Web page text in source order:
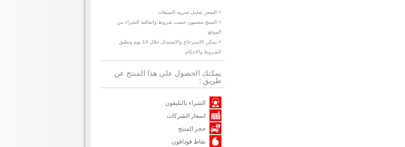
> السعر شامل ضريبة المبيعات
> المنتج مضمون حسب شروط واتفاقية الشراء من
الموقع
> يمكن الاسترجاع والاستبدال خلال 14 يوم وتطبق
الشروط والاحكام
يمكنك الحصول علي هذا المنتج عن
طريق :
الشراء بالتليفون
اسعار الشركات
حجز المنتج
نقاط فودافون